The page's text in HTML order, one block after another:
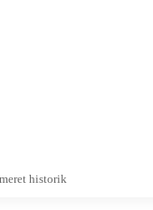
historik